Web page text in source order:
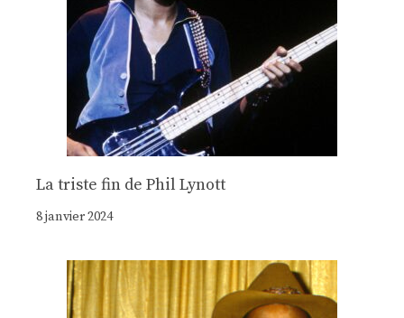
La triste fin de Phil Lynott
8 janvier 2024